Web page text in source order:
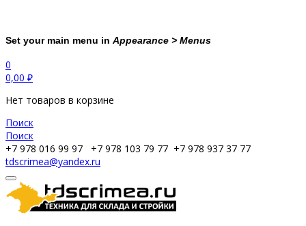
Set your main menu in Appearance > Menus
0
0,00 ₽
Нет товаров в корзине
Поиск
Поиск
+7 978 016 99 97
+7 978 103 79 77 +7 978 937 37 77
tdscrimea@yandex.ru